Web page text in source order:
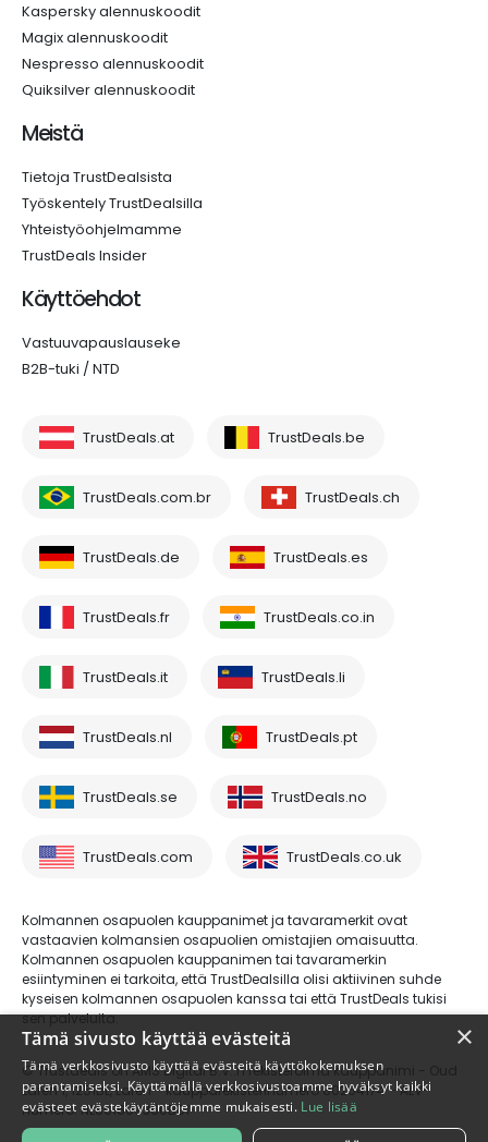
Kaspersky alennuskoodit
Magix alennuskoodit
Nespresso alennuskoodit
Quiksilver alennuskoodit
Meistä
Tietoja TrustDealsista
Työskentely TrustDealsilla
Yhteistyöohjelmamme
TrustDeals Insider
Käyttöehdot
Vastuuvapauslauseke
B2B-tuki / NTD
TrustDeals.at TrustDeals.be
TrustDeals.com.br TrustDeals.ch
TrustDeals.de TrustDeals.es
TrustDeals.fr TrustDeals.co.in
TrustDeals.it TrustDeals.li
TrustDeals.nl TrustDeals.pt
TrustDeals.se TrustDeals.no
TrustDeals.com TrustDeals.co.uk
Kolmannen osapuolen kauppanimet ja tavaramerkit ovat
vastaavien kolmansien osapuolien omistajien omaisuutta.
Kolmannen osapuolen kauppanimen tai tavaramerkin
esiintyminen ei tarkoita, että TrustDealsilla olisi aktiivinen suhde
kyseisen kolmannen osapuolen kanssa tai että TrustDeals tukisi
sen palveluita.
© Trustdeals on AMS Digital B.V.:n rekisteröimä kauppanimi - Oud
Laren 1, 1251BL, Laren - kaupparekisterinumero 80264174 - ALV-
numero: NL861609360B01
×
Tämä sivusto käyttää evästeitä
Tämä verkkosivusto käyttää evästeitä käyttökokemuksen
parantamiseksi. Käyttämällä verkkosivustoamme hyväksyt kaikki
evästeet evästekäytäntöjemme mukaisesti. Lue lisää